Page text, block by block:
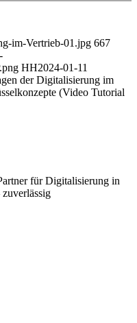
im-Vertrieb-01.jpg 667
HH2024-01-11
der Digitalisierung im
(Video Tutorial
für Digitalisierung in